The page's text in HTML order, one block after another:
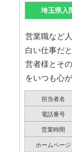
埼玉県入
営業職など
白い仕事だ
営者様とそ
をいつも心
担当者名
電話番号
営業時間
ホームページ